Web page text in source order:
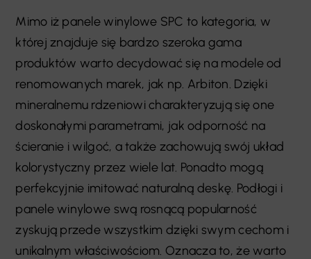
Mimo iż panele winylowe SPC to kategoria, w
której znajduje się bardzo szeroka gama
produktów warto decydować się na modele od
renomowanych marek, jak np. Arbiton. Dzięki
mineralnemu rdzeniowi charakteryzują się one
doskonałymi parametrami, jak odporność na
ścieranie i wilgoć, a także zachowują swój układ
kolorystyczny przez wiele lat. Ponadto mogą
perfekcyjnie imitować naturalną deskę. Podłogi i
panele winylowe swą rosnącą popularność
zyskują przede wszystkim dzięki swym cechom i
unikalnym właściwościom. Oznacza to, że warto